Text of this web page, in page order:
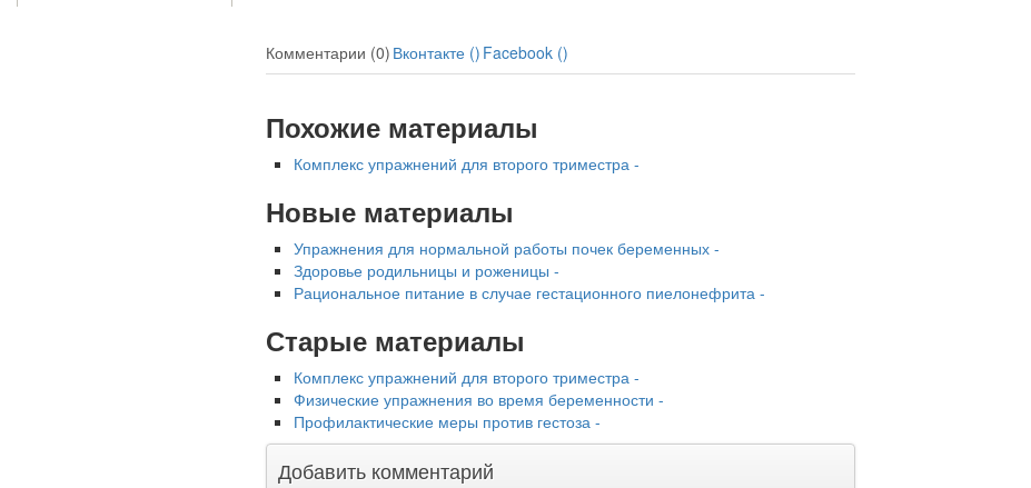
Комментарии (0) Вконтакте () Facebook ()
Похожие материалы
Комплекс упражнений для второго триместра -
Новые материалы
Упражнения для нормальной работы почек беременных -
Здоровье родильницы и роженицы -
Рациональное питание в случае гестацион­ного пиелонефрита -
Старые материалы
Комплекс упражнений для второго триместра -
Физические упражнения во время беременности -
Профилактические меры против гестоза -
Добавить комментарий